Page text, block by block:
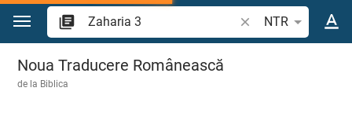
Sari la conținut
Căutați un verset
NTR
Zaharia 3
Noua Traducere Românească
de la Biblica